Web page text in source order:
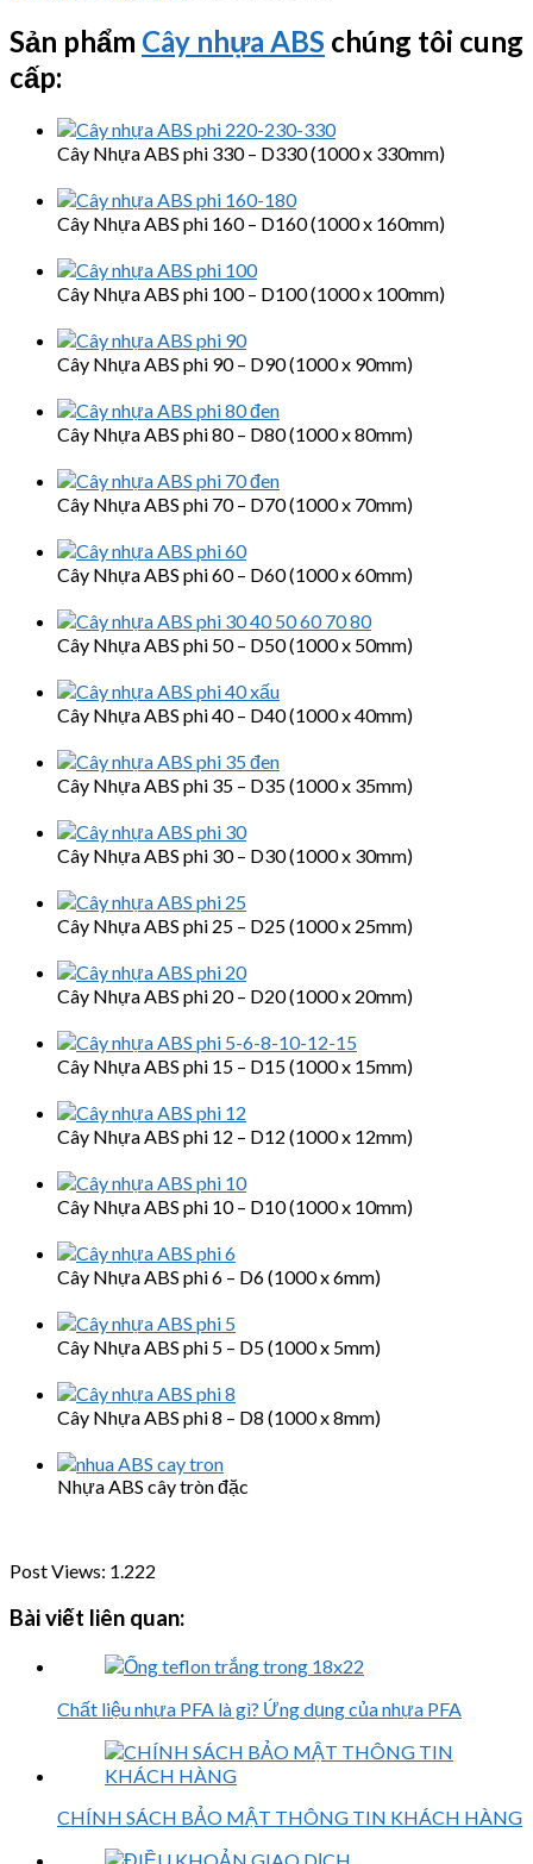
Sản phẩm Cây nhựa ABS chúng tôi cung
cấp:
Cây Nhựa ABS phi 330 – D330 (1000 x 330mm)
Cây Nhựa ABS phi 160 – D160 (1000 x 160mm)
Cây Nhựa ABS phi 100 – D100 (1000 x 100mm)
Cây Nhựa ABS phi 90 – D90 (1000 x 90mm)
Cây Nhựa ABS phi 80 – D80 (1000 x 80mm)
Cây Nhựa ABS phi 70 – D70 (1000 x 70mm)
Cây Nhựa ABS phi 60 – D60 (1000 x 60mm)
Cây Nhựa ABS phi 50 – D50 (1000 x 50mm)
Cây Nhựa ABS phi 40 – D40 (1000 x 40mm)
Cây Nhựa ABS phi 35 – D35 (1000 x 35mm)
Cây Nhựa ABS phi 30 – D30 (1000 x 30mm)
Cây Nhựa ABS phi 25 – D25 (1000 x 25mm)
Cây Nhựa ABS phi 20 – D20 (1000 x 20mm)
Cây Nhựa ABS phi 15 – D15 (1000 x 15mm)
Cây Nhựa ABS phi 12 – D12 (1000 x 12mm)
Cây Nhựa ABS phi 10 – D10 (1000 x 10mm)
Cây Nhựa ABS phi 6 – D6 (1000 x 6mm)
Cây Nhựa ABS phi 5 – D5 (1000 x 5mm)
Cây Nhựa ABS phi 8 – D8 (1000 x 8mm)
Nhựa ABS cây tròn đặc
Post Views: 1.222
Bài viết liên quan:
Chất liệu nhựa PFA là gì? Ứng dụng của nhựa PFA
CHÍNH SÁCH BẢO MẬT THÔNG TIN KHÁCH HÀNG